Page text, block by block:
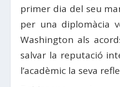
primer dia del seu
per una diplomàcia
Washington als
salvar la reputació
l’acadèmic la seva